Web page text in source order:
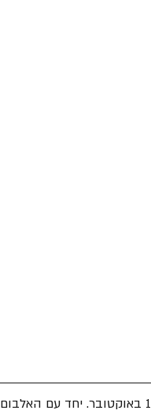
" - מכריזה על אלבום חדש "Para Bellum". האלבום שייצא ב-10 באוקטובר. יחד עם האלבום